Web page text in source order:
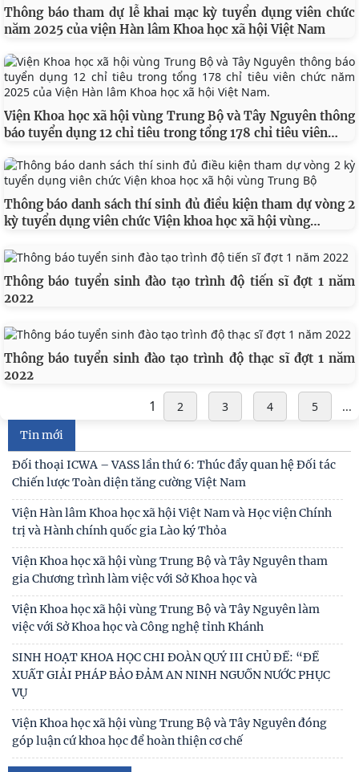
Thông báo tham dự lễ khai mạc kỳ tuyển dụng viên chức
năm 2025 của viện Hàn lâm Khoa học xã hội Việt Nam
Viện Khoa học xã hội vùng Trung Bộ và Tây Nguyên thông
báo tuyển dụng 12 chỉ tiêu trong tổng 178 chỉ tiêu viên…
Thông báo danh sách thí sinh đủ điều kiện tham dự vòng 2
kỳ tuyển dụng viên chức Viện khoa học xã hội vùng…
Thông báo tuyển sinh đào tạo trình độ tiến sĩ đợt 1 năm
2022
Thông báo tuyển sinh đào tạo trình độ thạc sĩ đợt 1 năm
2022
1 2 3 4 5 ...
Tin mới
Đối thoại ICWA – VASS lần thứ 6: Thúc đẩy quan hệ Đối tác
Chiến lược Toàn diện tăng cường Việt Nam
Viện Hàn lâm Khoa học xã hội Việt Nam và Học viện Chính
trị và Hành chính quốc gia Lào ký Thỏa
Viện Khoa học xã hội vùng Trung Bộ và Tây Nguyên tham
gia Chương trình làm việc với Sở Khoa học và
Viện Khoa học xã hội vùng Trung Bộ và Tây Nguyên làm
việc với Sở Khoa học và Công nghệ tỉnh Khánh
SINH HOẠT KHOA HỌC CHI ĐOÀN QUÝ III CHỦ ĐỀ: “ĐỀ
XUẤT GIẢI PHÁP BẢO ĐẢM AN NINH NGUỒN NƯỚC PHỤC
VỤ
Viện Khoa học xã hội vùng Trung Bộ và Tây Nguyên đóng
góp luận cứ khoa học để hoàn thiện cơ chế